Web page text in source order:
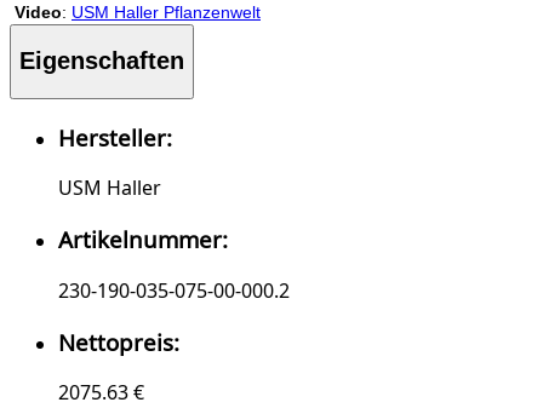
Video: USM Haller Pflanzenwelt
Eigenschaften
Hersteller:
USM Haller
Artikelnummer:
230-190-035-075-00-000.2
Nettopreis:
2075.63 €